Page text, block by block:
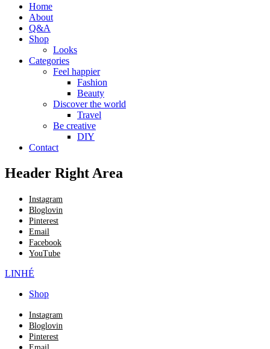
Home
About
Q&A
Shop
Looks
Categories
Feel happier
Fashion
Beauty
Discover the world
Travel
Be creative
DIY
Contact
Header Right Area
Instagram
Bloglovin
Pinterest
Email
Facebook
YouTube
LINHÉ
Shop
Instagram
Bloglovin
Pinterest